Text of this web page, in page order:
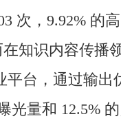
次，9.92% 的
知识内容传播
平台，通过输出
光量和 12.5%